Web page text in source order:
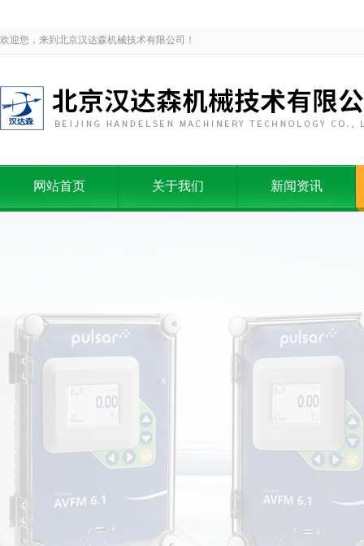
欢迎您，来到北京汉达森机械技术有限公司！
网站首页 关于我们 新闻资讯